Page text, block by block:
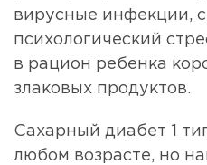
вирусные инфекции,
психологический
в рацион ребенка
злаковых продуктов.
Сахарный диабет 1
любом возрасте, но